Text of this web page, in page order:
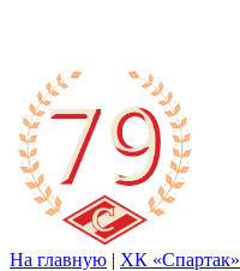
На главную | ХК «Спартак»